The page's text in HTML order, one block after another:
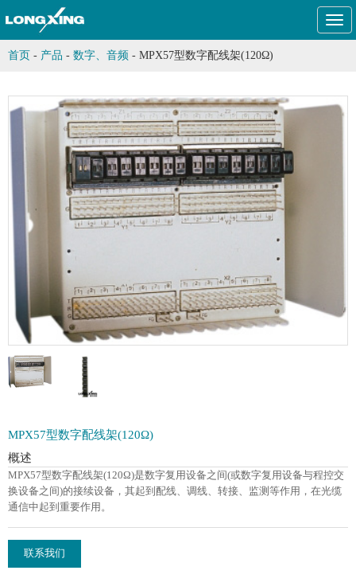
首页 - 产品 - 数字、音频 - MPX57型数字配线架(120Ω)
MPX57型数字配线架(120Ω)
概述
MPX57型数字配线架(120Ω)是数字复用设备之间(或数字复用设备与程控交
换设备之间)的接续设备，其起到配线、调线、转接、监测等作用，在光缆
通信中起到重要作用。
联系我们